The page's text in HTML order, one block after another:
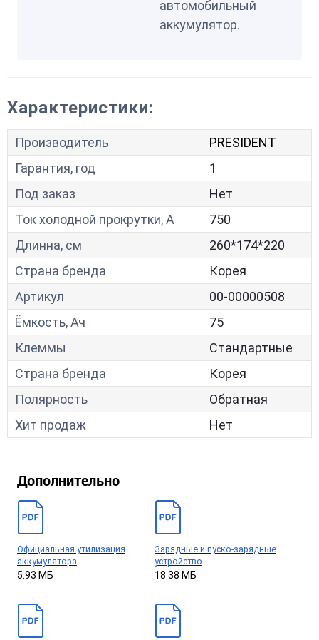
автомобильный
аккумулятор.
Характеристики:
Производитель
PRESIDENT
Гарантия, год
1
Под заказ
Нет
Ток холодной прокрутки, A
750
Длинна, см
260*174*220
Страна бренда
Корея
Артикул
00-00000508
Ёмкость, Ач
75
Клеммы
Стандартные
Страна бренда
Корея
Полярность
Обратная
Хит продаж
Нет
Дополнительно
Официальная утилизация
аккумулятора
5.93 МБ
Зарядные и пуско-зарядные
устройство
18.38 МБ